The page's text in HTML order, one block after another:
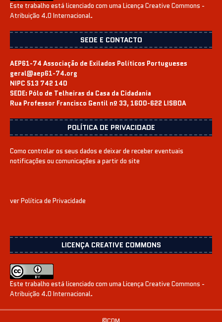
Este trabalho está licenciado com uma Licença Creative Commons -
Atribuição 4.0 Internacional.
SEDE E CONTACTO
AEP61-74 Associação de Exilados Políticos Portugueses
geral@aep61-74.org
NIPC 513 742 140
SEDE: Pólo de Telheiras da Casa da Cidadania
Rua Professor Francisco Gentil nº 33, 1600-622 LISBOA
POLÍTICA DE PRIVACIDADE
Como controlar os seus dados e deixar de receber eventuais
notificações ou comunicações a partir do site
verPolítica de Privacidade
LICENÇA CREATIVE COMMONS
Este trabalho está licenciado com uma Licença Creative Commons -
Atribuição 4.0 Internacional.
©CDM